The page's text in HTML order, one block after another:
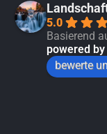
5.0
Basierend
powered by
bewerte